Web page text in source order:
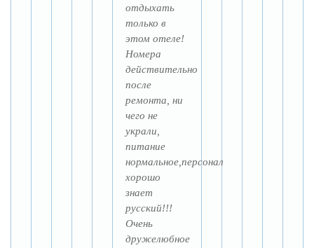
отдыхать
только в
этом отеле!
Номера
действительно
после
ремонта, ни
чего не
украли,
питание
нормальное,персонал
хорошо
знает
русский!!!
Очень
дружелюбное